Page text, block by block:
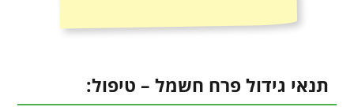
תנאי גידול פרח חשמל – טיפול: